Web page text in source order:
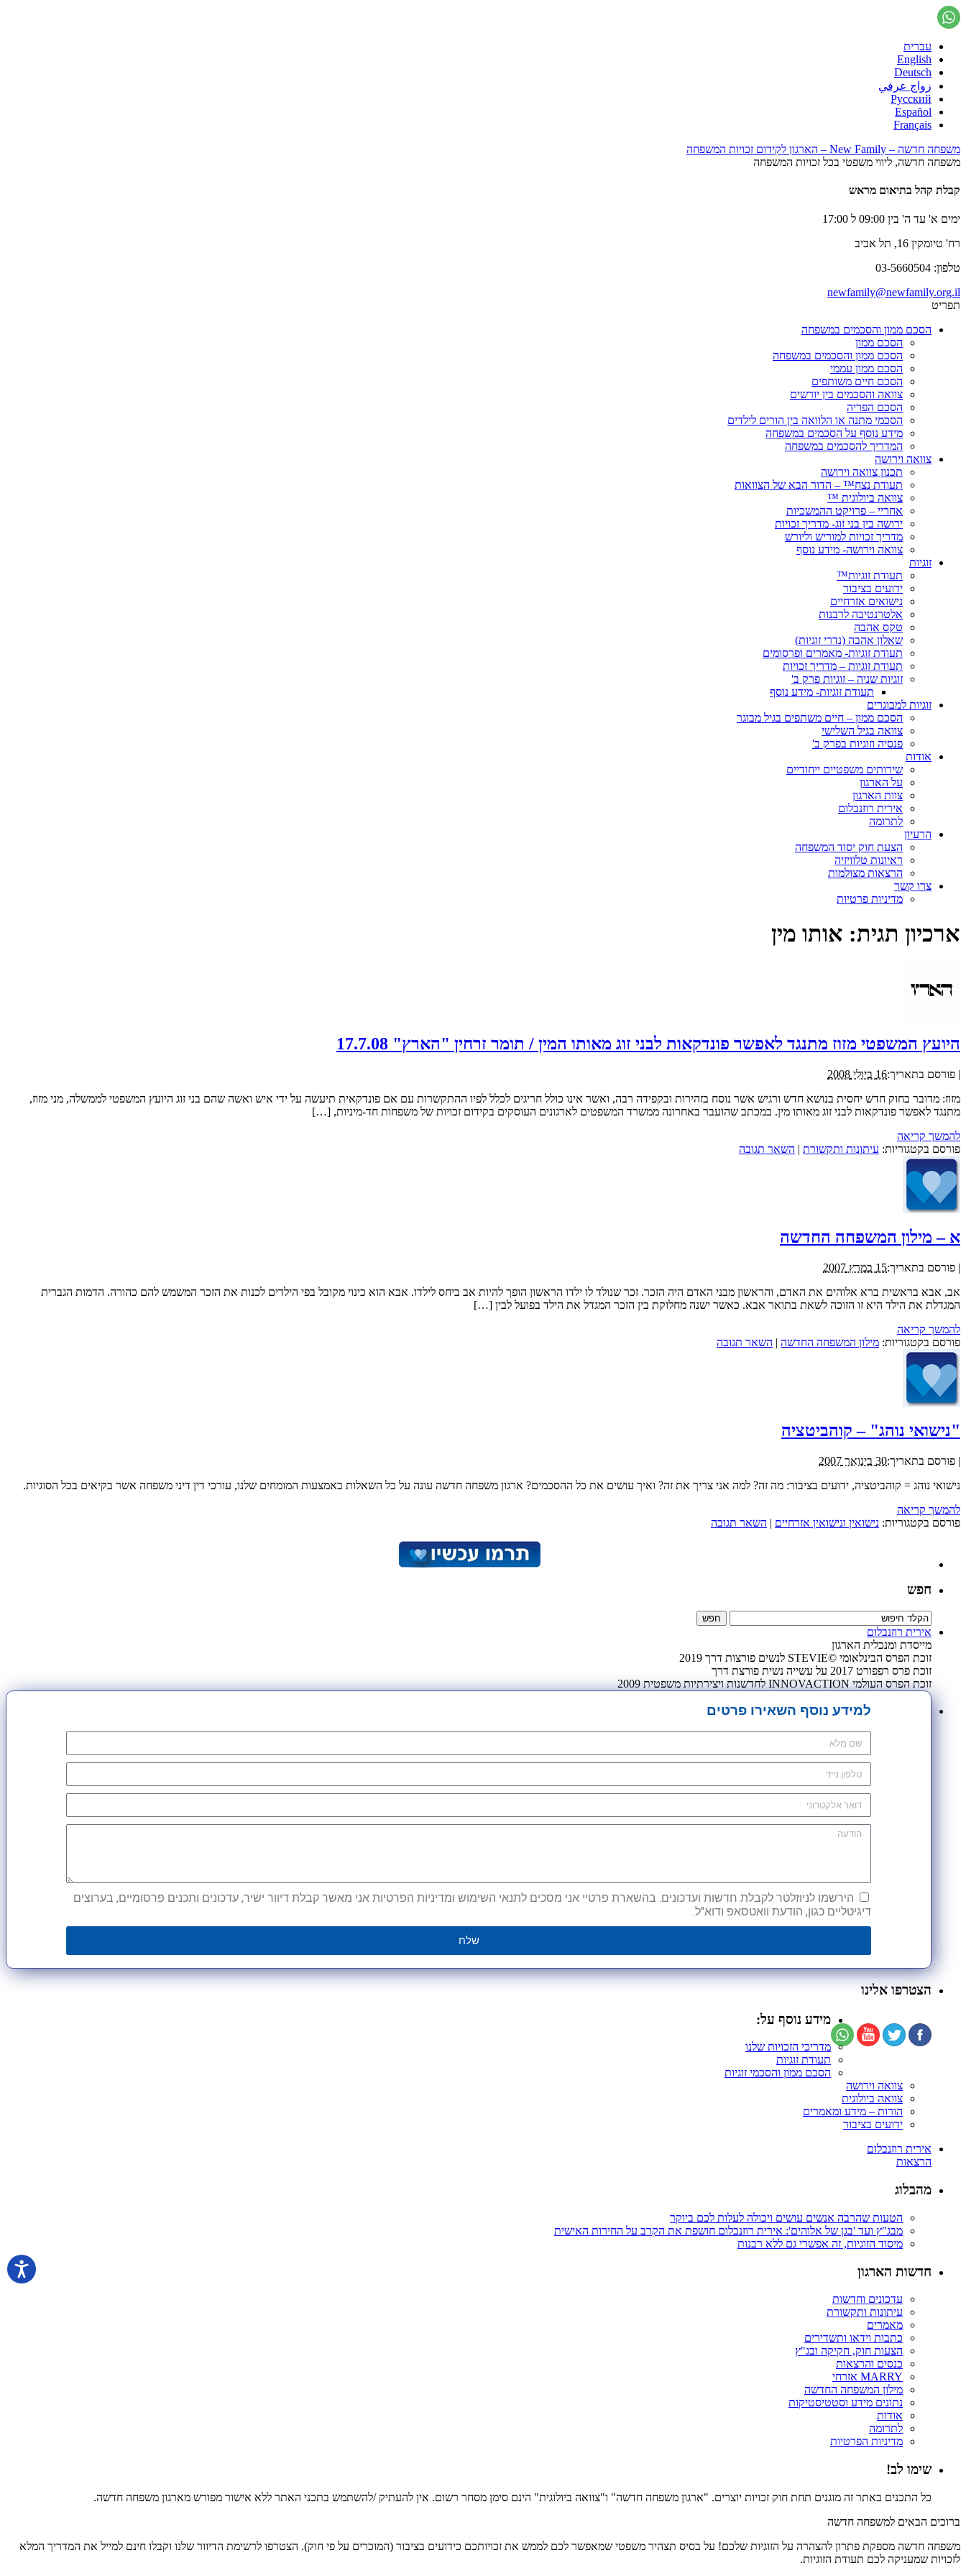
עברית
English
Deutsch
زواج عرفي
Русский
Español
Français
משפחה חדשה – New Family – הארגון לקידום זכויות המשפחה
משפחה חדשה, ליווי משפטי בכל זכויות המשפחה
קבלת קהל בתיאום מראש
ימים א' עד ה' בין 09:00 ל 17:00
רח' טיומקין 16, תל אביב
טלפון: 03-5660504
newfamily@newfamily.org.il
תפריט
הסכם ממון והסכמים במשפחה
הסכם ממון
הסכם ממון והסכמים במשפחה
הסכם ממון עממי
הסכם חיים משותפים
צוואה והסכמים בין יורשים
הסכם הפריה
הסכמי מתנה או הלוואה בין הורים לילדים
מידע נוסף על הסכמים במשפחה
המדריך להסכמים במשפחה
צוואה וירושה
תכנון צוואה וירושה
תעודת נצח™ – הדור הבא של הצוואות
צוואה ביולוגית ™
אחריי – פרויקט ההמשכיות
ירושה בין בני זוג- מדריך זכויות
מדריך זכויות למוריש וליורש
צוואה וירושה- מידע נוסף
זוגיות
תעודת זוגיות™
ידועים בציבור
נישואים אזרחיים
אלטרנטיבה לרבנות
טקס אהבה
שאלון אהבה (נדרי זוגיות)
תעודת זוגיות- מאמרים ופרסומים
תעודת זוגיות – מדריך זכויות
זוגיות שניה – זוגיות פרק ב'
תעודת זוגיות- מידע נוסף
זוגיות למבוגרים
הסכם ממון – חיים משתפים בגיל מבוגר
צוואה בגיל השלישי
פנסיה וזוגיות בפרק ב'
אודות
שירותים משפטיים ייחודיים
על הארגון
צוות הארגון
אירית רוזנבלום
לתרומה
הרעיון
הצעת חוק יסוד המשפחה
ראיונות טלוויזיה
הרצאות מצולמות
צרו קשר
מדיניות פרטיות
ארכיון תגית: אותו מין
היועץ המשפטי מזוז מתנגד לאפשר פונדקאות לבני זוג מאותו המין / תומר זרחין "הארץ" 17.7.08
| פורסם בתאריך:16 ביולי 2008
מזוז: מדובר בחוק חדש יחסית בנושא חדש ורגיש אשר נוסח בזהירות ובקפידה רבה, ואשר אינו כולל חריגים לכלל לפיו ההתקשרות עם אם פונדקאית תיעשה על ידי איש ואשה שהם בני זוג היועץ המשפטי לממשלה, מני מזוז,
מתנגד לאפשר פונדקאות לבני זוג מאותו מין. במכתב שהועבר באחרונה ממשרד המשפטים לארגונים העוסקים בקידום זכויות של משפחות חד-מיניות, […]
להמשך קריאה
פורסם בקטגוריות: עיתונות ותקשורת | השאר תגובה
א – מילון המשפחה החדשה
| פורסם בתאריך:15 במרץ 2007
אב, אבא בראשית ברא אלוהים את האדם, והראשון מבני האדם היה הזכר. זכר שנולד לו ילדו הראשון הופך להיות אב ביחס לילדו. אבא הוא כינוי מקובל בפי הילדים לכנות את הזכר המשמש להם כהורה. הדמות הגברית
המגדלת את הילד היא זו הזוכה לשאת בתואר אבא. כאשר ישנה מחלוקת בין הזכר המגדל את הילד בפועל לבין […]
להמשך קריאה
פורסם בקטגוריות: מילון המשפחה החדשה | השאר תגובה
"נישואי נוהג" – קוהביטציה
| פורסם בתאריך:30 בינואר 2007
נישואי נוהג = קוהביטציה, ידועים בציבור: מה זה? למה אני צריך את זה? ואיך עושים את כל ההסכמים? ארגון משפחה חדשה עונה על כל השאלות באמצעות המומחים שלנו, עורכי דין דיני משפחה אשר בקיאים בכל הסוגיות.
להמשך קריאה
פורסם בקטגוריות: נישואין ונישואין אזרחיים | השאר תגובה
חפש
אירית רוזנבלום
מייסדת ומנכלית הארגון
זוכת הפרס הבינלאומי ©STEVIE לנשים פורצות דרך 2019
זוכת פרס רפפורט 2017 על עשייה נשית פורצת דרך
זוכת הפרס העולמי INNOVACTION לחדשנות ויצירתיות משפטית 2009
למידע נוסף השאירו פרטים
הירשמו לניוזלטר לקבלת חדשות ועדכונים. בהשארת פרטיי אני מסכים לתנאי השימוש ומדיניות הפרטיות אני מאשר קבלת דיוור ישיר, עדכונים ותכנים פרסומיים, בערוצים
דיגיטליים כגון, הודעת וואטסאפ ודוא"ל.
שלח
הצטרפו אלינו
מידע נוסף על:
מדריכי הזכויות שלנו
תעודת זוגיות
הסכם ממון והסכמי זוגיות
צוואה וירושה
צוואה ביולוגית
הורות – מידע ומאמרים
ידועים בציבור
אירית רוזנבלום
הרצאות
מהבלוג
הטעות שהרבה אנשים עושים ויכולה לעלות לכם ביוקר
מבג"ץ ועד 'בגן של אלוהים': אירית רוזנבלום חושפת את הקרב על החירות האישית
מיסוד הזוגיות, זה אפשרי גם ללא רבנות
חדשות הארגון
עדכונים וחדשות
עיתונות ותקשורת
מאמרים
כתבות וידאו ותשדירים
הצעות חוק, חקיקה ובג"ץ
כנסים והרצאות
MARRY אזרחי
מילון המשפחה החדשה
נתונים מידע וסטטיסטיקות
אודות
לתרומה
מדיניות הפרטיות
שימו לב!
כל התכנים באתר זה מוגנים תחת חוק זכויות יוצרים. "ארגון משפחה חדשה" ו"צוואה ביולוגית" הינם סימן מסחר רשום. אין להעתיק /להשתמש בתכני האתר ללא אישור מפורש מארגון משפחה חדשה.
ברוכים הבאים למשפחה חדשה
משפחה חדשה מספקת פתרון להצהרה על הזוגיות שלכם! על בסיס תצהיר משפטי שמאפשר לכם לממש את זכויותכם כידועים בציבור (המוכרים על פי חוק). הצטרפו לרשימת הדיוור שלנו וקבלו חינם למייל את המדריך המלא
לזכויות שמעניקה לכם תעודת הזוגיות.